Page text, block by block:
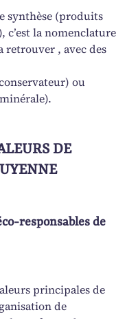
synthèse (produits
la nomenclature
retrouver , avec des
ou
DE
responsables de
principales de
de